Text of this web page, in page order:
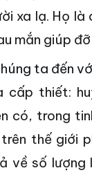
xa lạ. Họ là
mắn giúp đỡ
ta đến
cấp thiết:
có, trong
thế giới
về số lượng